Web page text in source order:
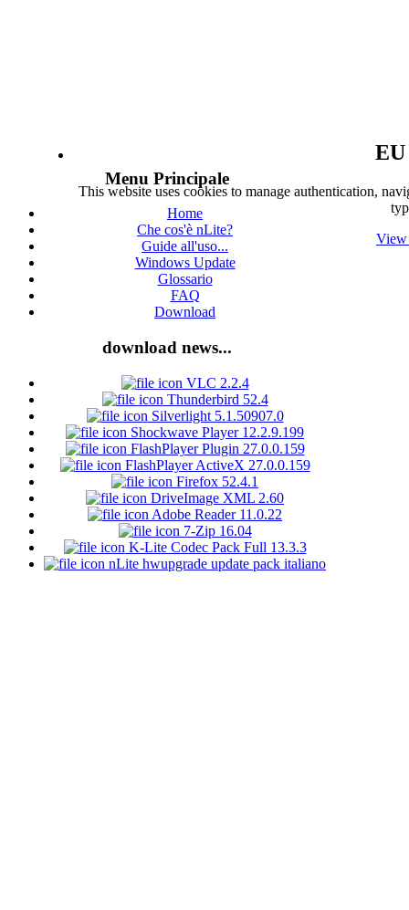
This website uses cookies to manage authentication,
View
Menu Principale
Home
Che cos'è nLite?
Guide all'uso...
Windows Update
Glossario
FAQ
Download
download news...
VLC 2.2.4
Thunderbird 52.4
Silverlight 5.1.50907.0
Shockwave Player 12.2.9.199
FlashPlayer Plugin 27.0.0.159
FlashPlayer ActiveX 27.0.0.159
Firefox 52.4.1
DriveImage XML 2.60
Adobe Reader 11.0.22
7-Zip 16.04
K-Lite Codec Pack Full 13.3.3
nLite hwupgrade update pack italiano